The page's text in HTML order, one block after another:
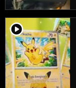
player2